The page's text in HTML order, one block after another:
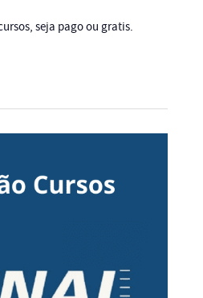
seja pago ou gratis.